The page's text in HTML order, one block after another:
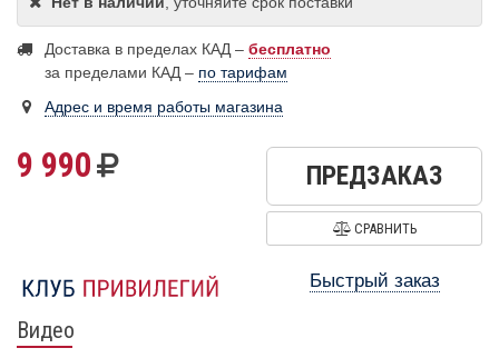
Доставка в пределах КАД – бесплатно
за пределами КАД – по тарифам
Адрес и время работы магазина
9 990 ПРЕДЗАКАЗ
СРАВНИТЬ
Быстрый заказ
Видео